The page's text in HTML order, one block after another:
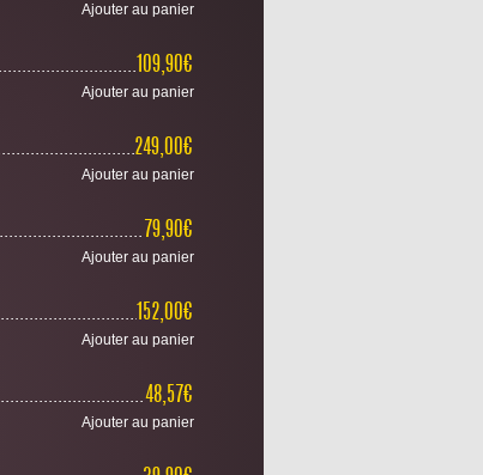
Ajouter au panier
109,90€
Ajouter au panier
249,00€
Ajouter au panier
79,90€
Ajouter au panier
152,00€
Ajouter au panier
48,57€
Ajouter au panier